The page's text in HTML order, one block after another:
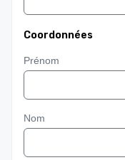
Coordonnées
Prénom
Nom